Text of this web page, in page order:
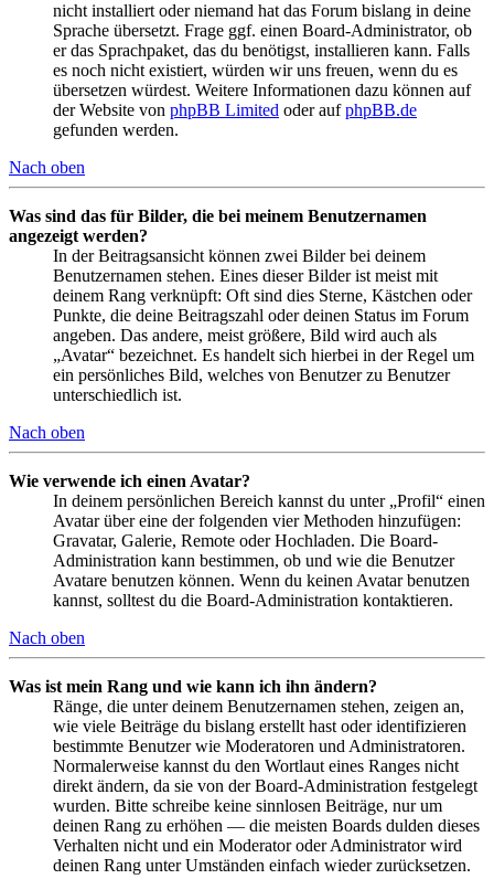
nicht installiert oder niemand hat das Forum bislang in deine
Sprache übersetzt. Frage ggf. einen Board-Administrator, ob
er das Sprachpaket, das du benötigst, installieren kann. Falls
es noch nicht existiert, würden wir uns freuen, wenn du es
übersetzen würdest. Weitere Informationen dazu können auf
der Website von phpBB Limited oder aufphpBB.de
gefunden werden.
Nach oben
Was sind das für Bilder, die bei meinem Benutzernamen
angezeigt werden?
In der Beitragsansicht können zwei Bilder bei deinem
Benutzernamen stehen. Eines dieser Bilder ist meist mit
deinem Rang verknüpft: Oft sind dies Sterne, Kästchen oder
Punkte, die deine Beitragszahl oder deinen Status im Forum
angeben. Das andere, meist größere, Bild wird auch als
„Avatar“ bezeichnet. Es handelt sich hierbei in der Regel um
ein persönliches Bild, welches von Benutzer zu Benutzer
unterschiedlich ist.
Nach oben
Wie verwende ich einen Avatar?
In deinem persönlichen Bereich kannst du unter „Profil“ einen
Avatar über eine der folgenden vier Methoden hinzufügen:
Gravatar, Galerie, Remote oder Hochladen. Die Board-
Administration kann bestimmen, ob und wie die Benutzer
Avatare benutzen können. Wenn du keinen Avatar benutzen
kannst, solltest du die Board-Administration kontaktieren.
Nach oben
Was ist mein Rang und wie kann ich ihn ändern?
Ränge, die unter deinem Benutzernamen stehen, zeigen an,
wie viele Beiträge du bislang erstellt hast oder identifizieren
bestimmte Benutzer wie Moderatoren und Administratoren.
Normalerweise kannst du den Wortlaut eines Ranges nicht
direkt ändern, da sie von der Board-Administration festgelegt
wurden. Bitte schreibe keine sinnlosen Beiträge, nur um
deinen Rang zu erhöhen — die meisten Boards dulden dieses
Verhalten nicht und ein Moderator oder Administrator wird
deinen Rang unter Umständen einfach wieder zurücksetzen.